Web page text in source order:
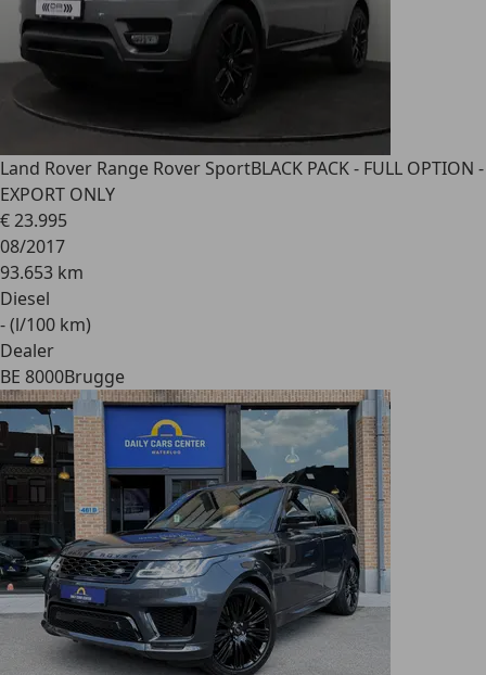
Land Rover Range Rover SportBLACK PACK - FULL OPTION -
EXPORT ONLY
€ 23.995
08/2017
93.653 km
Diesel
- (l/100 km)
Dealer
BE 8000Brugge